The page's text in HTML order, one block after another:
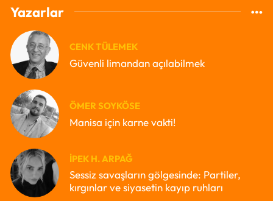
Yazarlar
CENK TÜLEMEK
Güvenli limandan açılabilmek
ÖMER SOYKÖSE
Manisa için karne vakti!
İPEK H. ARPAĞ
Sessiz savaşların gölgesinde: Partiler,
kırgınlar ve siyasetin kayıp ruhları